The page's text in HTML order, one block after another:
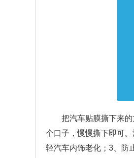
把汽车贴膜撕下来
个口子，慢慢撕下即可
轻汽车内饰老化；3、防